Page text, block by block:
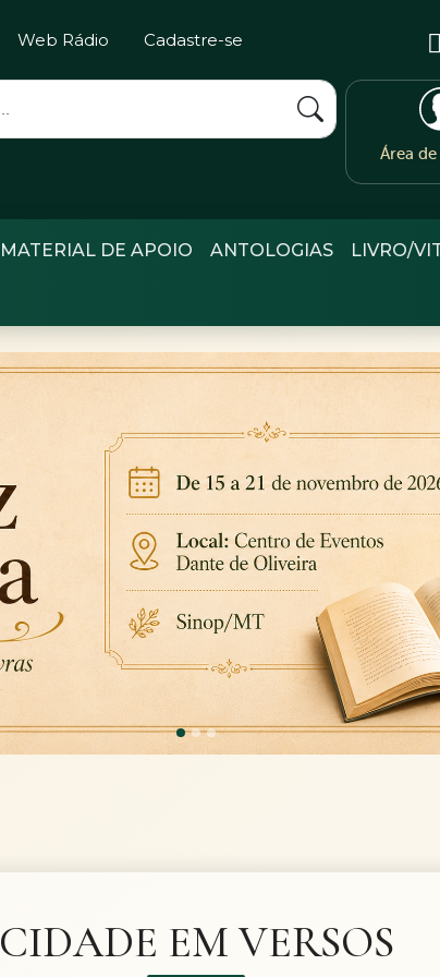
Web Rádio Cadastre-se
Área
MATERIAL DE APOIO ANTOLOGIAS LIVRO/
CIDADE EM VERSOS